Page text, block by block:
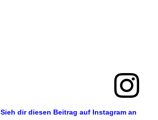
Sieh dir diesen Beitrag auf Instagram an